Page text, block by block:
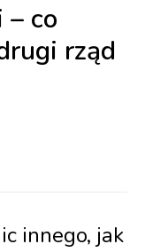
co
rząd
innego, jak